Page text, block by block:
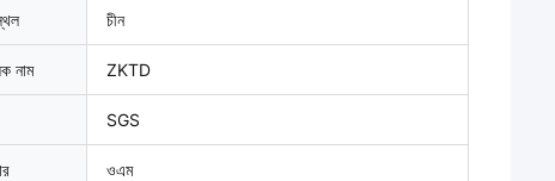
চীন
নাম ZKTD
SGS
ওএম